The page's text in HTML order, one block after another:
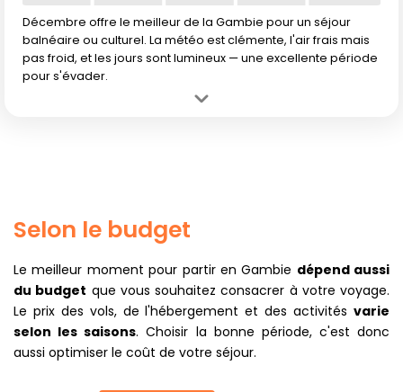
Décembre offre le meilleur de la Gambie pour un séjour
balnéaire ou culturel. La météo est clémente, l'air frais mais
pas froid, et les jours sont lumineux — une excellente période
pour s'évader.
Selon le budget
Le meilleur moment pour partir en Gambie dépend aussi
du budget que vous souhaitez consacrer à votre voyage.
Le prix des vols, de l'hébergement et des activités varie
selon les saisons. Choisir la bonne période, c'est donc
aussi optimiser le coût de votre séjour.